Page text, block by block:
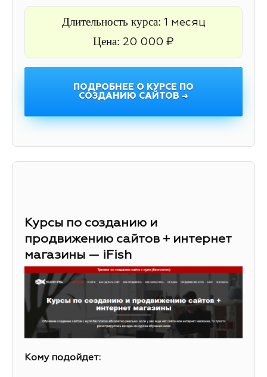
Длительность курса: 1 месяц
Цена: 20 000 ₽
ПОДРОБНЕЕ О КУРСЕ ПО
СОЗДАНИЮ САЙТОВ →
Курсы по созданию и
продвижению сайтов + интернет
магазины — iFish
Кому подойдет: